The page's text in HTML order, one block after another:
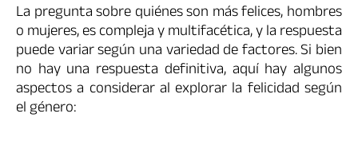
La pregunta sobre quiénes son más felices, hombres
o mujeres, es compleja y multifacética, y la respuesta
puede variar según una variedad de factores. Si bien
no hay una respuesta definitiva, aquí hay algunos
aspectos a considerar al explorar la felicidad según
el género: